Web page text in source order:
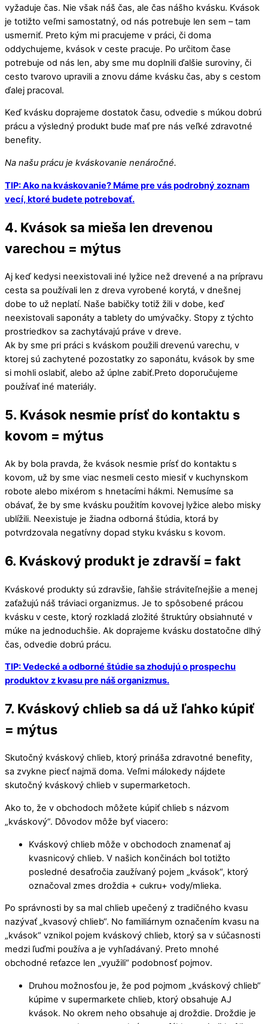
vyžaduje čas. Nie však náš čas, ale čas nášho kvásku. Kvások
je totižto veľmi samostatný, od nás potrebuje len sem – tam
usmerniť. Preto kým mi pracujeme v práci, či doma
oddychujeme, kvások v ceste pracuje. Po určitom čase
potrebuje od nás len, aby sme mu doplnili ďalšie suroviny, či
cesto tvarovo upravili a znovu dáme kvásku čas, aby s cestom
ďalej pracoval.
Keď kvásku doprajeme dostatok času, odvedie s múkou dobrú
prácu a výsledný produkt bude mať pre nás veľké zdravotné
benefity.
Na našu prácu je kváskovanie nenáročné.
TIP: Ako na kváskovanie? Máme pre vás podrobný zoznam
vecí, ktoré budete potrebovať.
4. Kvások sa mieša len drevenou
varechou = mýtus
Aj keď kedysi neexistovali iné lyžice než drevené a na prípravu
cesta sa používali len z dreva vyrobené korytá, v dnešnej
dobe to už neplatí. Naše babičky totiž žili v dobe, keď
neexistovali saponáty a tablety do umývačky. Stopy z týchto
prostriedkov sa zachytávajú práve v dreve.
Ak by sme pri práci s kváskom použili drevenú varechu, v
ktorej sú zachytené pozostatky zo saponátu, kvások by sme
si mohli oslabiť, alebo až úplne zabiť.Preto doporučujeme
používať iné materiály.
5. Kvások nesmie prísť do kontaktu s
kovom = mýtus
Ak by bola pravda, že kvások nesmie prísť do kontaktu s
kovom, už by sme viac nesmeli cesto miesiť v kuchynskom
robote alebo mixérom s hnetacími hákmi. Nemusíme sa
obávať, že by sme kvásku použitím kovovej lyžice alebo misky
ublížili. Neexistuje je žiadna odborná štúdia, ktorá by
potvrdzovala negatívny dopad styku kvásku s kovom.
6. Kváskový produkt je zdravší = fakt
Kváskové produkty sú zdravšie, ľahšie stráviteľnejšie a menej
zaťažujú náš tráviaci organizmus. Je to spôsobené prácou
kvásku v ceste, ktorý rozkladá zložité štruktúry obsiahnuté v
múke na jednoduchšie. Ak doprajeme kvásku dostatočne dlhý
čas, odvedie dobrú prácu.
TIP: Vedecké a odborné štúdie sa zhodujú o prospechu
produktov z kvasu pre náš organizmus.
7. Kváskový chlieb sa dá už ľahko kúpiť
= mýtus
Skutočný kváskový chlieb, ktorý prináša zdravotné benefity,
sa zvykne piecť najmä doma. Veľmi málokedy nájdete
skutočný kváskový chlieb v supermarketoch.
Ako to, že v obchodoch môžete kúpiť chlieb s názvom
„kváskový“. Dôvodov môže byť viacero:
Kváskový chlieb môže v obchodoch znamenať aj
kvasnicový chlieb. V našich končinách bol totižto
posledné desaťročia zaužívaný pojem „kvások“, ktorý
označoval zmes droždia + cukru+ vody/mlieka.
Po správnosti by sa mal chlieb upečený z tradičného kvasu
nazývať „kvasový chlieb“. No familiárnym označením kvasu na
„kvások“ vznikol pojem kváskový chlieb, ktorý sa v súčasnosti
medzi ľuďmi používa a je vyhľadávaný. Preto mnohé
obchodné reťazce len „využili“ podobnosť pojmov.
Druhou možnosťou je, že pod pojmom „kváskový chlieb“
kúpime v supermarkete chlieb, ktorý obsahuje AJ
kvások. No okrem neho obsahuje aj droždie. Droždie je